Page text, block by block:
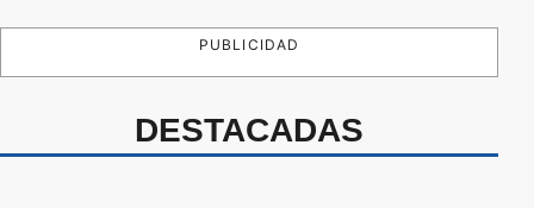
PUBLICIDAD
DESTACADAS